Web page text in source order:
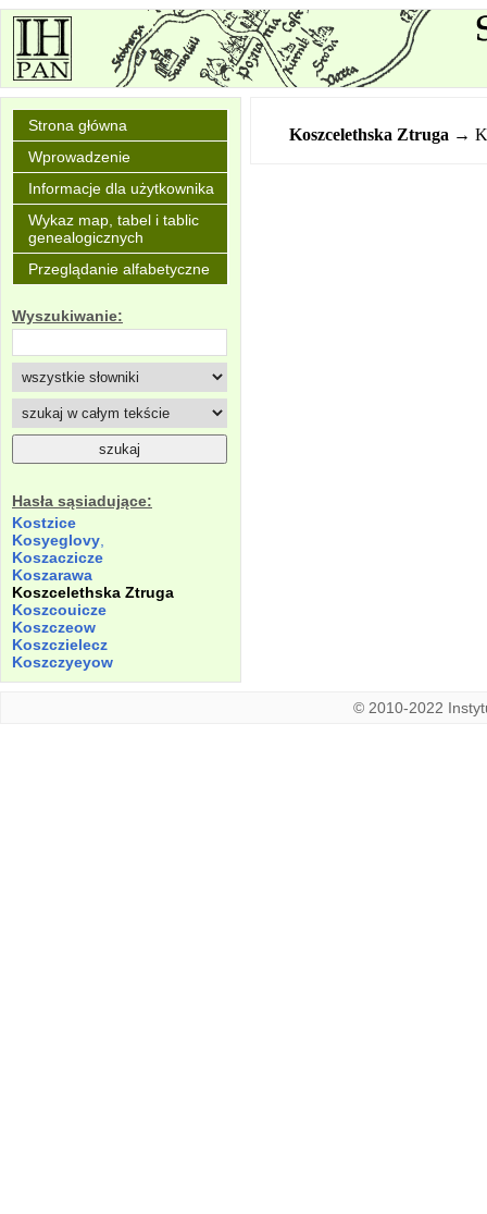
Strona główna
Wprowadzenie
Informacje dla użytkownika
Wykaz map, tabel i tablic
genealogicznych
Przeglądanie alfabetyczne
Wyszukiwanie:
Hasła sąsiadujące:
Kostzice
Kosyeglovy
Koszaczicze
Koszarawa
Koszcelethska Ztruga
Koszcouicze
Koszczeow
Koszczielecz
Koszczyeyow
Koszcelethska Ztruga →
© 2010-2022